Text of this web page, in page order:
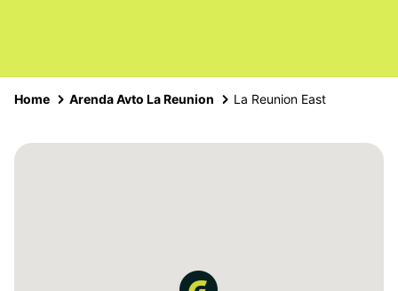
Home Arenda Avto La Reunion La Reunion East